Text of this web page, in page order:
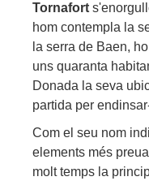
Tornafort
hom contempla la
la serra de Baen,
uns quaranta
Donada la seva
partida per
Com el seu nom
elements més
molt temps la